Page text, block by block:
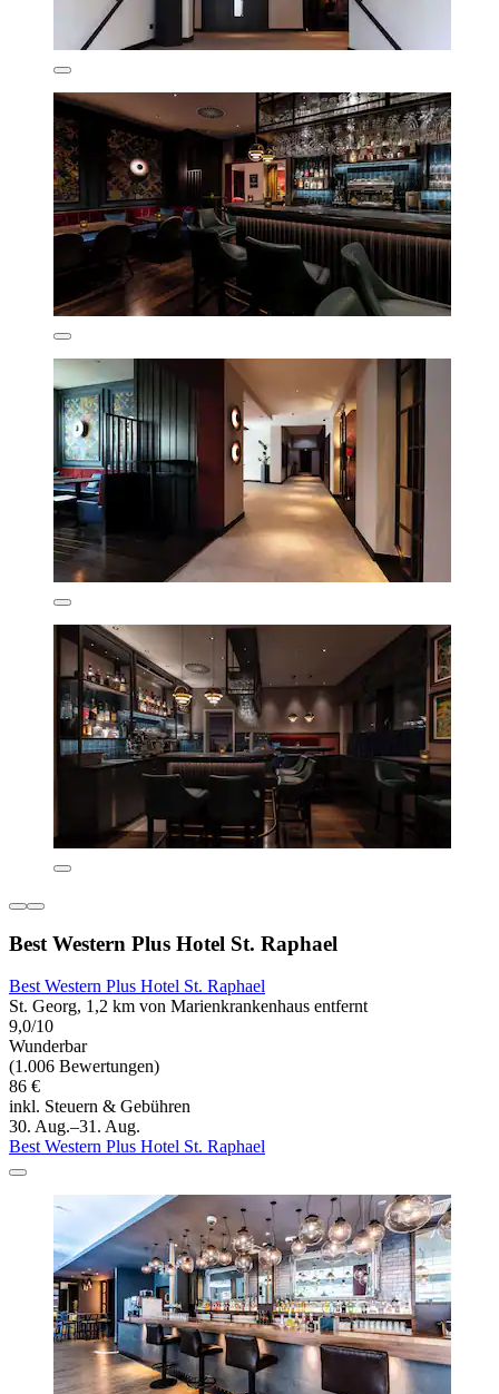
Best Western Plus Hotel St. Raphael
Best Western Plus Hotel St. Raphael
St. Georg, 1,2 km von Marienkrankenhaus entfernt
9,0/10
Wunderbar
(1.006 Bewertungen)
86 €
inkl. Steuern & Gebühren
30. Aug.–31. Aug.
Best Western Plus Hotel St. Raphael